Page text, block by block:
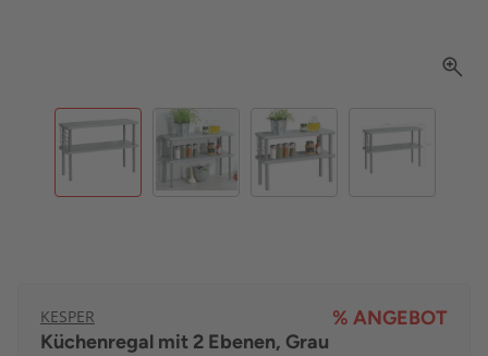
KESPER
% ANGEBOT
Küchenregal mit 2 Ebenen, Grau